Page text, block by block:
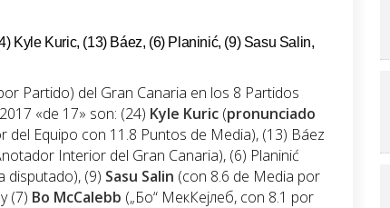
Kyle Kuric, (13) Báez, (6) Planinić, (9) Sasu Salin,
Partido) del Gran Canaria en los 8 Partidos
«de 17» son: (24) Kyle Kuric (pronunciado
del Equipo con 11.8 Puntos de Media), (13) Báez
Interior del Gran Canaria), (6) Planinić
disputado), (9) Sasu Salin (con 8.6 de Media por
(7) Bo McCalebb („Бо“ МекКејлеб, con 8.1 por